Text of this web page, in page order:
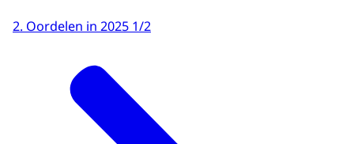
2. Oordelen in 2025 1/2